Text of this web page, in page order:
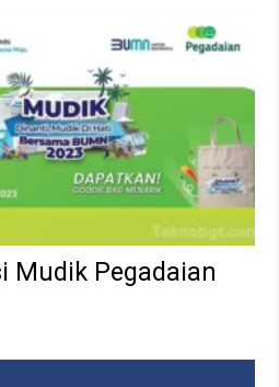
Mudik Pegadaian